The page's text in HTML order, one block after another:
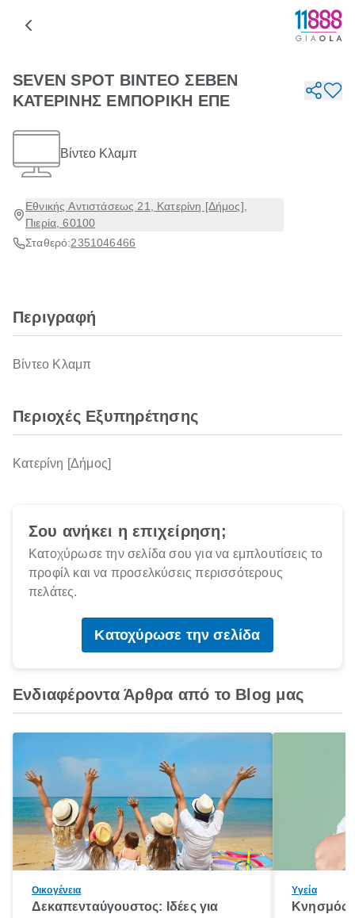
SEVEN SPOT ΒΙΝΤΕΟ ΣΕΒΕΝ
ΚΑΤΕΡΙΝΗΣ ΕΜΠΟΡΙΚΗ ΕΠΕ
Βίντεο Κλαμπ
Εθνικής Αντιστάσεως 21, Κατερίνη [Δήμος],
Πιερία, 60100
Σταθερό:2351046466
Περιγραφή
Βίντεο Κλαμπ
Περιοχές Εξυπηρέτησης
Κατερίνη [Δήμος]
Σου ανήκει η επιχείρηση;
Κατοχύρωσε την σελίδα σου για να εμπλουτίσεις το
προφίλ και να προσελκύσεις περισσότερους
πελάτες.
Κατοχύρωσε την σελίδα
Ενδιαφέροντα Άρθρα από το Blog μας
Οικογένεια
Δεκαπενταύγουστος: Ιδέες για
Υγεία
Κνησμός: